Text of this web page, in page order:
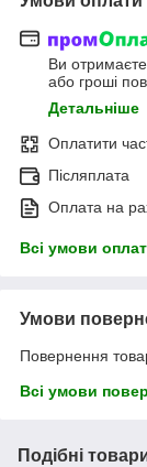
Ви
або гроші
Детальніше
Оплатити
Післяплата
Оплата на
Всі умови
Умови
Повернення
Всі умови
Подібні